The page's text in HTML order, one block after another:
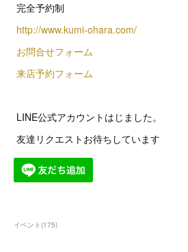
完全予約制
http://www.kumi-ohara.com/
お問合せフォーム
来店予約フォーム
LINE公式アカウントはじました。
友達リクエストお待ちしています
イベント(175)